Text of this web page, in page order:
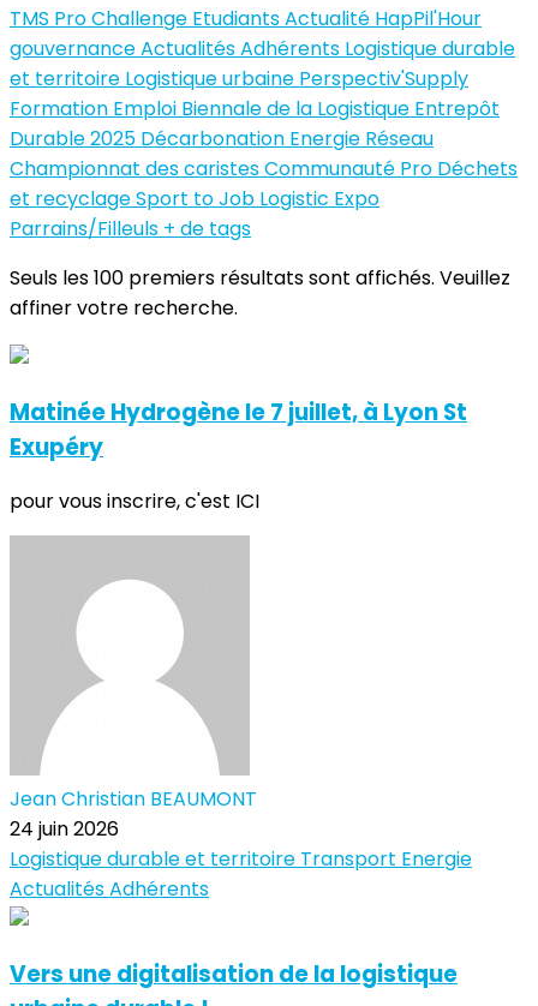
TMS ProChallenge EtudiantsActualité HapPil'Hour
gouvernanceActualités Adhérents Logistique durable
et territoire Logistique urbaine Perspectiv'Supply
Formation Emploi Biennale de la Logistique Entrepôt
Durable 2025 Décarbonation Energie Réseau
Championnat des caristesCommunauté Pro Déchets
et recyclageSport to Job Logistic Expo
Parrains/Filleuls + de tags
Seuls les 100 premiers résultats sont affichés. Veuillez
affiner votre recherche.
Matinée Hydrogène le 7 juillet, à Lyon St
Exupéry
pour vous inscrire, c'est ICI
Jean Christian BEAUMONT
24 juin 2026
Logistique durable et territoire Transport Energie
Actualités Adhérents
Vers une digitalisation de la logistique